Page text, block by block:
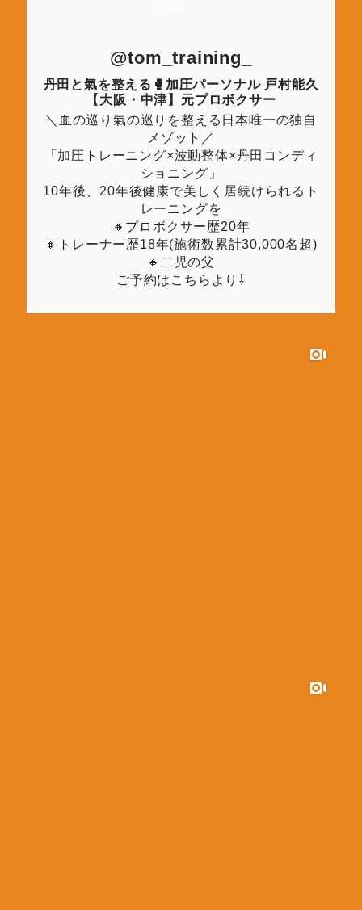
@tom_training_
丹田と氣を整える🥊加圧パーソナル 戸村能久
【大阪・中津】元プロボクサー
＼血の巡り氣の巡りを整える日本唯一の独自
メゾット／
「加圧トレーニング×波動整体×丹田コンディ
ショニング」
10年後、20年後健康で美しく居続けられるト
レーニングを
🔸プロボクサー歴20年
🔸トレーナー歴18年(施術数累計30,000名超)
🔸二児の父
ご予約はこちらより⇩